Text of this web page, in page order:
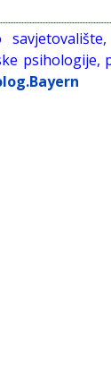
psihologije,
- QR